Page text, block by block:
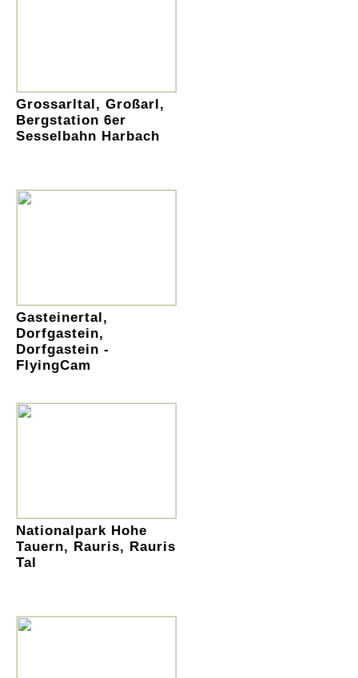
Grossarltal, Großarl,
Bergstation 6er
Sesselbahn Harbach
Gasteinertal,
Dorfgastein,
Dorfgastein -
FlyingCam
Nationalpark Hohe
Tauern, Rauris, Rauris
Tal